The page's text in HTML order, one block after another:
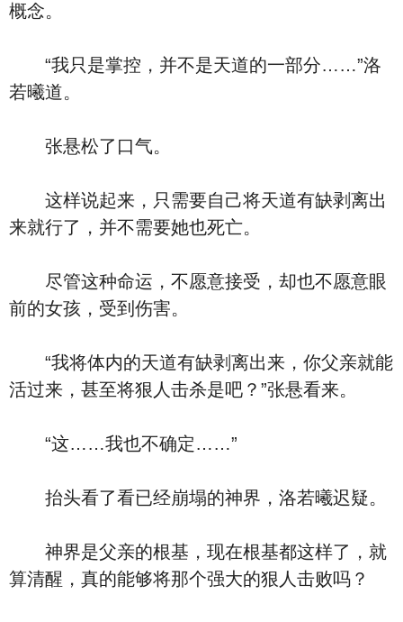
概念。
“我只是掌控，并不是天道的一部分……”洛
若曦道。
张悬松了口气。
这样说起来，只需要自己将天道有缺剥离出
来就行了，并不需要她也死亡。
尽管这种命运，不愿意接受，却也不愿意眼
前的女孩，受到伤害。
“我将体内的天道有缺剥离出来，你父亲就能
活过来，甚至将狠人击杀是吧？”张悬看来。
“这……我也不确定……”
抬头看了看已经崩塌的神界，洛若曦迟疑。
神界是父亲的根基，现在根基都这样了，就
算清醒，真的能够将那个强大的狠人击败吗？